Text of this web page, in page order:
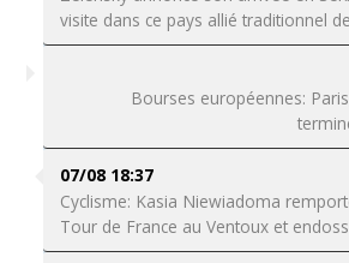
visite dans ce pays allié traditionnel
Bourses européennes:
07/08 18:37
Cyclisme: Kasia Niewiadoma
Tour de France au Ventoux et